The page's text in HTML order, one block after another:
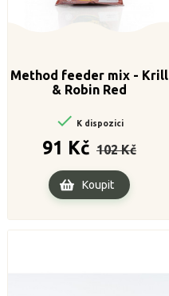
Method feeder mix - Krill
& Robin Red
 K dispozici
91 Kč
cena
102 Kč
Koupit